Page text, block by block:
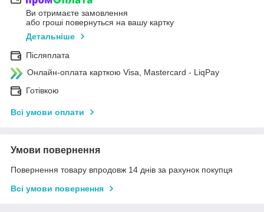
Ви отримаєте замовлення
або гроші повернуться на вашу картку
Детальніше
Післяплата
Онлайн-оплата карткою Visa, Mastercard - LiqPay
Готівкою
Всі умови оплати
Умови повернення
Повернення товару впродовж 14 днів за рахунок покупця
Всі умови повернення